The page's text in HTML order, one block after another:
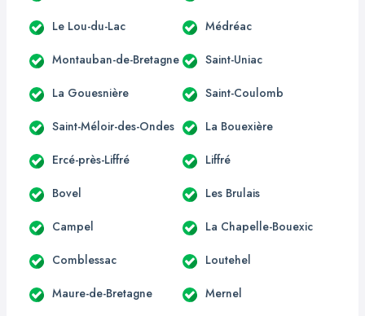
Le Lou-du-Lac Médréac
Montauban-de-Bretagne Saint-Uniac
La Gouesnière Saint-Coulomb
Saint-Méloir-des-Ondes La Bouexière
Ercé-près-Liffré Liffré
Bovel Les Brulais
Campel La Chapelle-Bouexic
Comblessac Loutehel
Maure-de-Bretagne Mernel